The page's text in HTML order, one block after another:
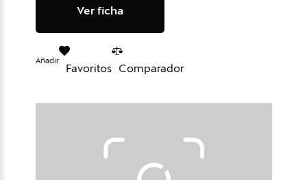
Ver ficha
Añadir
Favoritos Comparador